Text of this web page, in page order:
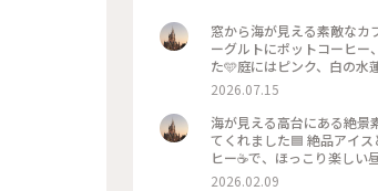
窓から海が見える素敵なカ
ーグルトにポットコーヒ
た🩵庭にはピンク、白の
海 #モーニング #可愛い
2026.07.15
海が見える高台にある絶景
てくれました🟦 絶品アイ
ヒー☕️で、ほっこり楽し
ーヒー #カフェ #海が見
2026.02.09